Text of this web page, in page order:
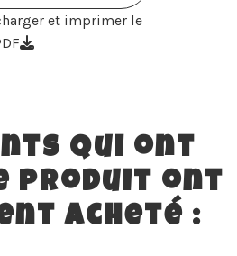
et imprimer le
qui ont
produit ont
acheté :